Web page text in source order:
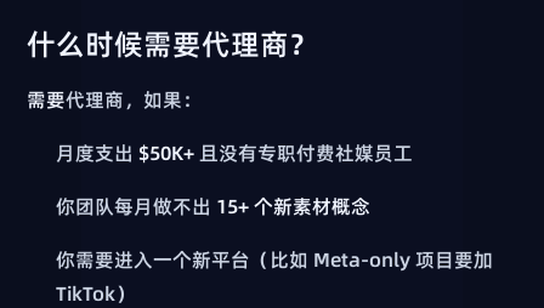
什么时候需要代理商？
需要代理商，如果：
月度支出$50K+ 且没有专职付费社媒员工
你团队每月做不出 15+ 个新素材概念
你需要进入一个新平台（比如 Meta-only 项目要加
TikTok）